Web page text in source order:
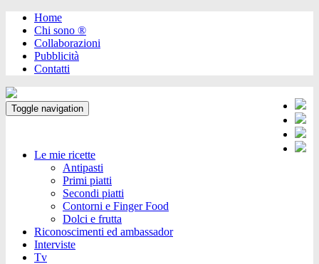
Home
Chi sono ®️
Collaborazioni
Pubblicità
Contatti
Toggle navigation
Le mie ricette
Antipasti
Primi piatti
Secondi piatti
Contorni e Finger Food
Dolci e frutta
Riconoscimenti ed ambassador
Interviste
Tv